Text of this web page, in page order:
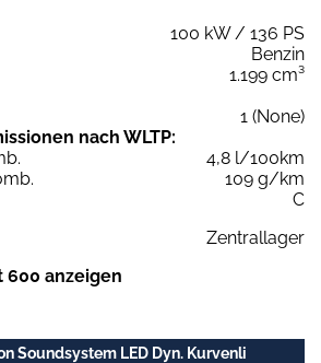
100 kW / 136 PS
Benzin
1.199 cm³
1 (None)
nach WLTP:
4,8 l/100km
109 g/km
C
Zentrallager
600 anzeigen
Soundsystem LED Dyn. Kurvenli